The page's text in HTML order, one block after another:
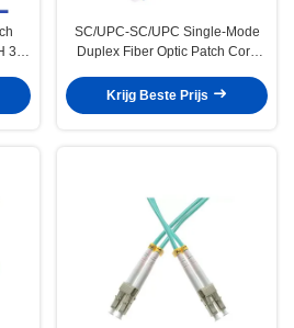
3m
SC/UPC-SC/UPC Single-Mode
Duplex Fiber Optic Patch Cord
Krijg Beste Prijs